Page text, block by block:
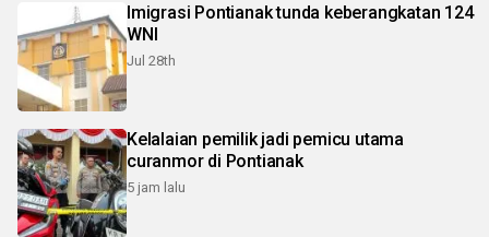
Imigrasi Pontianak tunda keberangkatan 124
WNI
Jul 28th
Kelalaian pemilik jadi pemicu utama
curanmor di Pontianak
5 jam lalu